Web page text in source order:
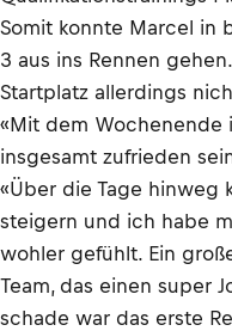
Somit konnte Marcel in
3 aus ins Rennen
Startplatz allerdings
«Mit dem Wochenende
insgesamt zufrieden
«Über die Tage hinweg
steigern und ich habe
wohler gefühlt. Ein
Team, das einen super
schade war das erste